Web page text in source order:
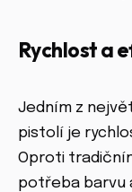
Rychlost a
Jedním z
pistolí je
Oproti
potřeba barvu